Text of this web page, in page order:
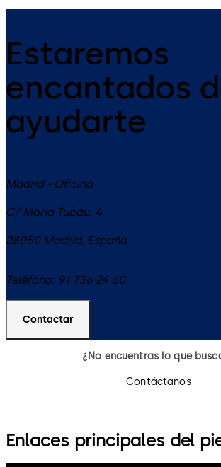
Estaremos
encantados
ayudarte
Madrid - Oficina
C/ María Tubau, 4
28050 Madrid, España
Teléfono: 91 736 24 60
Contactar
¿No encuentras lo que
Contáctanos
Enlaces principales del